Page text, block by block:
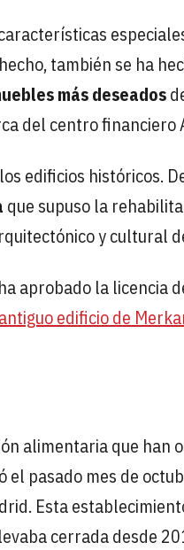
también se ha
más deseados
del centro
edificios históricos.
que supuso la
y cultural
aprobado la
antiguo edificio de
alimentaria que han
el pasado mes de
Esta
cerrada desde